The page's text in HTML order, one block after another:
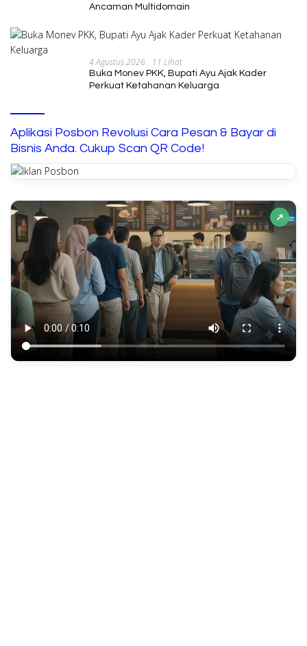
Ancaman Multidomain
4 Agustus 2026 11 Lihat
Buka Monev PKK, Bupati Ayu Ajak Kader
Perkuat Ketahanan Keluarga
Aplikasi Posbon Revolusi Cara Pesan & Bayar di
Bisnis Anda. Cukup Scan QR Code!
↗